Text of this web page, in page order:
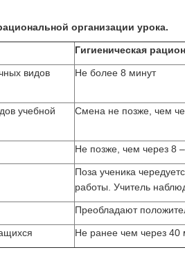
организации урока.
Гигиеническая
видов
Не более 8 минут
учебной
Смена не позже, чем
Не позже, чем через 8
Поза ученика
работы. Учитель
Преобладают
Не ранее чем через 40